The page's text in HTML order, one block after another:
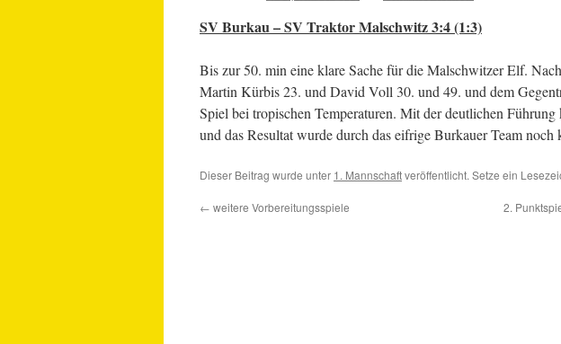
SV Burkau – SV Traktor Malschwitz 3:4 (1:3)
Bis zur 50. min eine klare Sache für die Malschwitzer Elf.
Martin Kürbis 23. und David Voll 30. und 49. und dem
Spiel bei tropischen Temperaturen. Mit der deutlichen
und das Resultat wurde durch das eifrige Burkauer Team noch
Dieser Beitrag wurde unter 1. Mannschaftveröffentlicht. Setze ein
← weitere Vorbereitungsspiele
2.